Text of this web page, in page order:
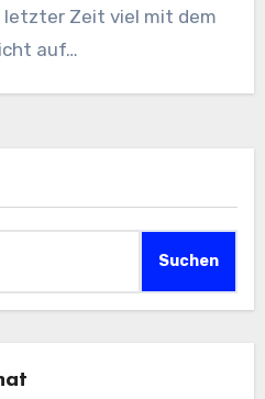
letzter Zeit viel mit dem
auf…